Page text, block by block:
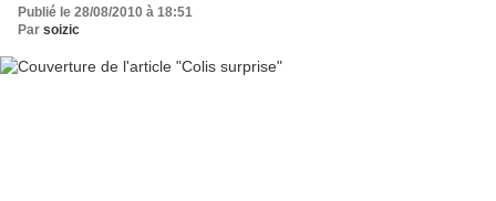
Publié le 28/08/2010 à 18:51
Par soizic